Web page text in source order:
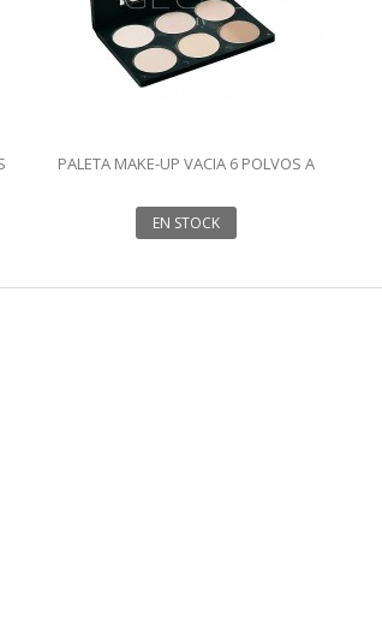
PALETA MAKE-UP VACIA 6 POLVOS A
EN STOCK